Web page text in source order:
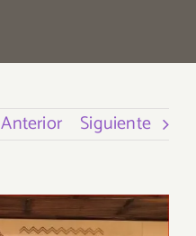
Anterior Siguiente